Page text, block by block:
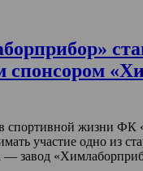
спонсором
спортивной жизни
участие одно из
— завод